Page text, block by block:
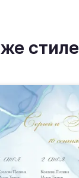
стиле